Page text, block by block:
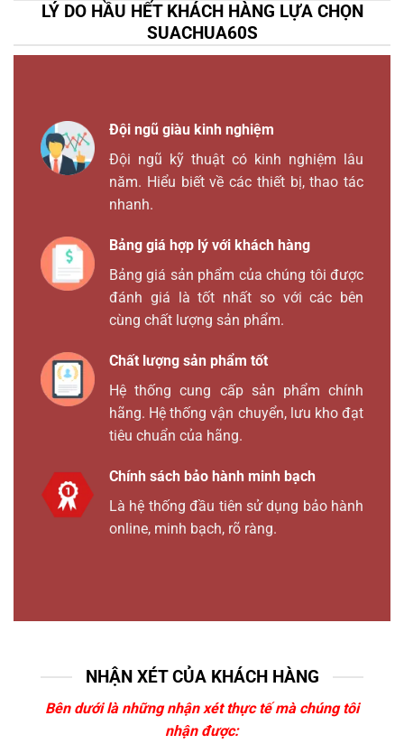
LÝ DO HẦU HẾT KHÁCH HÀNG LỰA CHỌN
SUACHUA60S
Đội ngũ giàu kinh nghiệm
Đội ngũ kỹ thuật có kinh nghiệm lâu
năm. Hiểu biết về các thiết bị, thao tác
nhanh.
Bảng giá hợp lý với khách hàng
Bảng giá sản phẩm của chúng tôi được
đánh giá là tốt nhất so với các bên
cùng chất lượng sản phẩm.
Chất lượng sản phẩm tốt
Hệ thống cung cấp sản phẩm chính
hãng. Hệ thống vận chuyển, lưu kho đạt
tiêu chuẩn của hãng.
Chính sách bảo hành minh bạch
Là hệ thống đầu tiên sử dụng bảo hành
online, minh bạch, rõ ràng.
NHẬN XÉT CỦA KHÁCH HÀNG
Bên dưới là những nhận xét thực tế mà chúng tôi
nhận được: